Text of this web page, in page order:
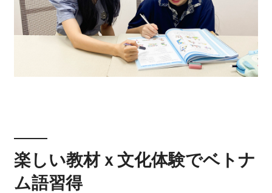
楽しい教材ｘ文化体験でベトナ
ム語習得